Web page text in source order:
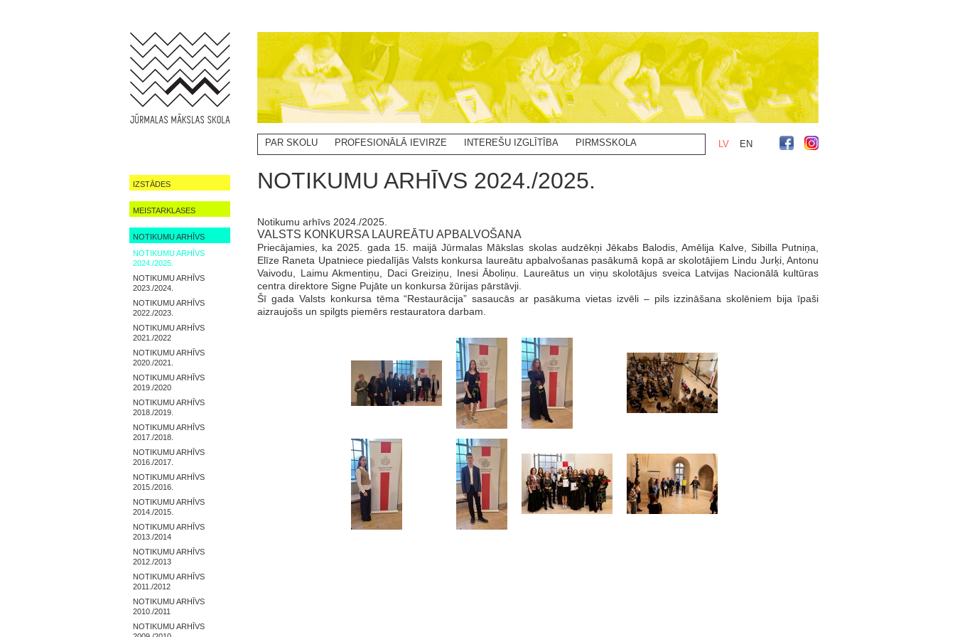
IZSTĀDES
MEISTARKLASES
NOTIKUMU ARHĪVS
NOTIKUMU ARHĪVS
2024./2025.
NOTIKUMU ARHĪVS
2023./2024.
NOTIKUMU ARHĪVS
2022./2023.
NOTIKUMU ARHĪVS
2021./2022
NOTIKUMU ARHĪVS
2020./2021.
NOTIKUMU ARHĪVS
2019./2020
NOTIKUMU ARHĪVS
2018./2019.
NOTIKUMU ARHĪVS
2017./2018.
NOTIKUMU ARHĪVS
2016./2017.
NOTIKUMU ARHĪVS
2015./2016.
NOTIKUMU ARHĪVS
2014./2015.
NOTIKUMU ARHĪVS
2013./2014
NOTIKUMU ARHĪVS
2012./2013
NOTIKUMU ARHĪVS
2011./2012
NOTIKUMU ARHĪVS
2010./2011
NOTIKUMU ARHĪVS
PAR SKOLU PROFESIONĀLĀ IEVIRZE INTEREŠU IZGLĪTĪBA
PIRMSSKOLA
LV EN
NOTIKUMU ARHĪVS 2024./2025.
Notikumu arhīvs 2024./2025.
VALSTS KONKURSA LAUREĀTU APBALVOŠANA
Priecājamies, ka 2025. gada 15. maijā Jūrmalas Mākslas skolas audzēkņi Jēkabs Balodis, Amēlija Kalve, Sibilla Putniņa,
Elīze Raneta Upatniece piedalījās Valsts konkursa laureātu apbalvošanas pasākumā kopā ar skolotājiem Lindu Jurķi, Antonu
Vaivodu, Laimu Akmentiņu, Daci Greiziņu, Inesi Āboliņu. Laureātus un viņu skolotājus sveica Latvijas Nacionālā kultūras
centra direktore Signe Pujāte un konkursa žūrijas pārstāvji.
Šī gada Valsts konkursa tēma “Restaurācija” sasaucās ar pasākuma vietas izvēli – pils izzināšana skolēniem bija īpaši
aizraujošs un spilgts piemērs restauratora darbam.